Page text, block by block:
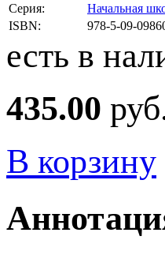
Серия:
Начальная
ISBN:
978-5-09-
есть в
435.00
В корзину